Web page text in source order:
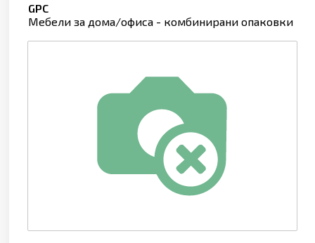
GPC
Мебели за дома/офиса - комбинирани опаковки